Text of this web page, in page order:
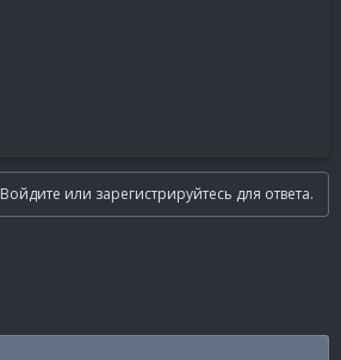
Войдите или зарегистрируйтесь для ответа.